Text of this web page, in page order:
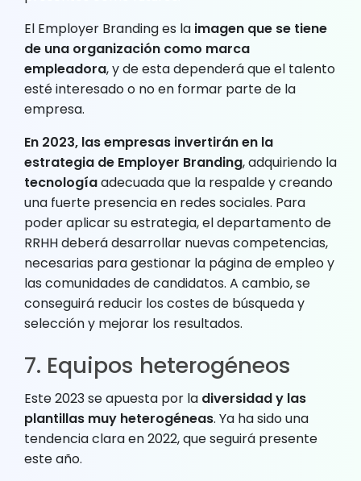
El Employer Branding es la imagen que se tiene
de una organización como marca
empleadora, y de esta dependerá que el talento
esté interesado o no en formar parte de la
empresa.
En 2023, las empresas invertirán en la
estrategia de Employer Branding, adquiriendo la
tecnologíaadecuada que la respalde y creando
una fuerte presencia en redes sociales. Para
poder aplicar su estrategia, el departamento de
RRHH deberá desarrollar nuevas competencias,
necesarias para gestionar la página de empleo y
las comunidades de candidatos. A cambio, se
conseguirá reducir los costes de búsqueda y
selección y mejorar los resultados.
7. Equipos heterogéneos
Este 2023 se apuesta por la diversidad y las
plantillas muy heterogéneas. Ya ha sido una
tendencia clara en 2022, que seguirá presente
este año.